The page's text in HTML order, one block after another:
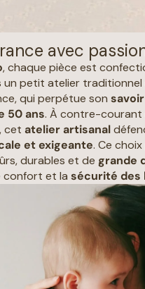
avec
, chaque pièce est
un petit atelier traditionnel
qui perpétue son
50 ans. À contre-courant
cet atelier artisanal
et exigeante. Ce
durables et de grande
confort et la sécurité des